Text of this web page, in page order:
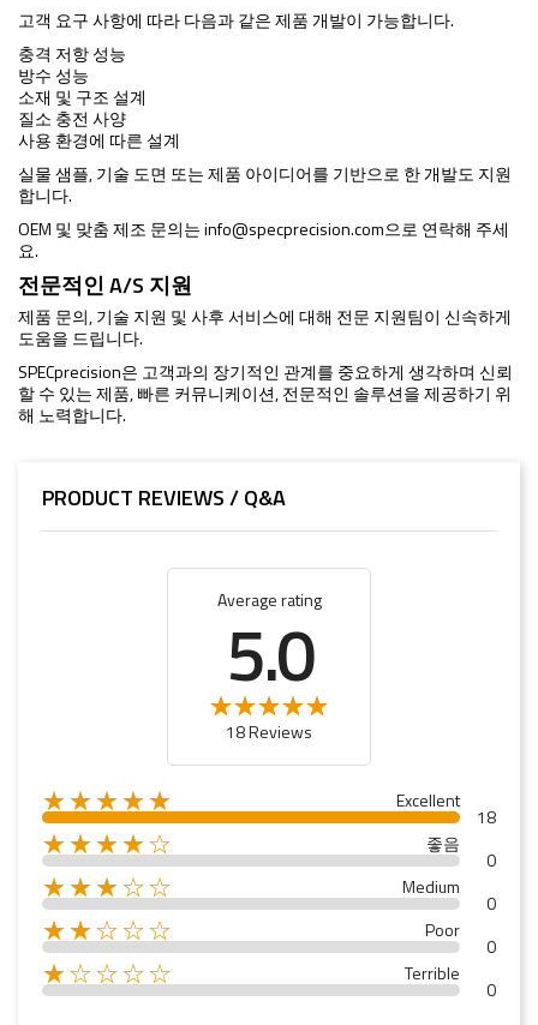
고객 요구 사항에 따라 다음과 같은 제품 개발이 가능합니다.
충격 저항 성능
방수 성능
소재 및 구조 설계
질소 충전 사양
사용 환경에 따른 설계
실물 샘플, 기술 도면 또는 제품 아이디어를 기반으로 한 개발도 지원
합니다.
OEM 및 맞춤 제조 문의는info@specprecision.com으로 연락해 주세
요.
전문적인 A/S 지원
제품 문의, 기술 지원 및 사후 서비스에 대해 전문 지원팀이 신속하게
도움을 드립니다.
SPECprecision은 고객과의 장기적인 관계를 중요하게 생각하며 신뢰
할 수 있는 제품, 빠른 커뮤니케이션, 전문적인 솔루션을 제공하기 위
해 노력합니다.
PRODUCT REVIEWS / Q&A
Average rating
5.0
18 Reviews
★★★★★ Excellent
18
★★★★☆ 좋음
0
★★★☆☆ Medium
0
★★☆☆☆ Poor
0
★☆☆☆☆ Terrible
0